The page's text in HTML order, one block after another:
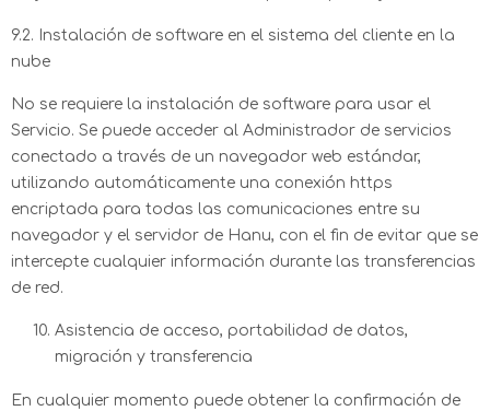
9.2. Instalación de software en el sistema del cliente en la
nube
No se requiere la instalación de software para usar el
Servicio. Se puede acceder al Administrador de servicios
conectado a través de un navegador web estándar,
utilizando automáticamente una conexión https
encriptada para todas las comunicaciones entre su
navegador y el servidor de Hanu, con el fin de evitar que se
intercepte cualquier información durante las transferencias
de red.
Asistencia de acceso, portabilidad de datos,
migración y transferencia
En cualquier momento puede obtener la confirmación de